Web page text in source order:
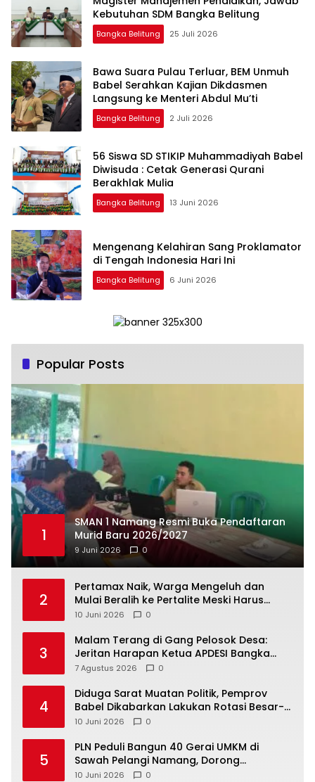
Kebutuhan SDM Bangka Belitung
Bangka Belitung 25 Juli 2026
‎Bawa Suara Pulau Terluar, BEM Unmuh
Babel Serahkan Kajian Dikdasmen
Langsung ke Menteri Abdul Mu’ti
Bangka Belitung 2 Juli 2026
‎56 Siswa SD STIKIP Muhammadiyah Babel
Diwisuda : Cetak Generasi Qurani
Bangka Belitung 13 Juni 2026
‎Mengenang Kelahiran Sang Proklamator
Bangka Belitung 6 Juni 2026
Popular Posts
1
SMAN 1 Namang Resmi Buka Pendaftaran
Murid Baru 2026/2027
9 Juni 2026 0
2
‎Pertamax Naik, Warga Mengeluh dan
Mulai Beralih ke Pertalite Meski Harus
10 Juni 2026 0
3
Malam Terang di Gang Pelosok Desa:
Jeritan Harapan Ketua APDESI Bangka
Tengah untuk PLN Babel
7 Agustus 2026 0
4
‎Diduga Sarat Muatan Politik, Pemprov
Babel Dikabarkan Lakukan Rotasi Besar-
10 Juni 2026 0
5
‎PLN Peduli Bangun 40 Gerai UMKM di
Sawah Pelangi Namang, Dorong
10 Juni 2026 0